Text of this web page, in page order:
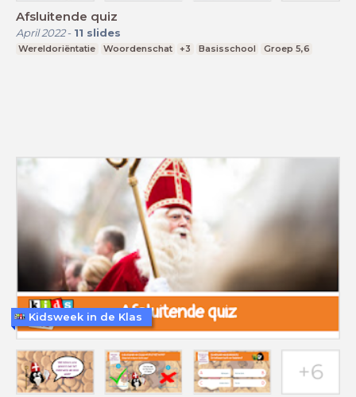
Afsluitende quiz
April 2022- 11 slides
Wereldoriëntatie Woordenschat +3 Basisschool Groep 5,6
Kidsweek in de Klas